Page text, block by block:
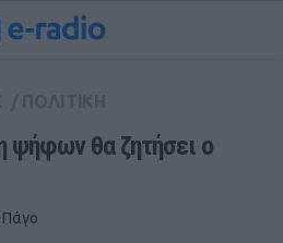
ψήφων θα ζητήσει ο